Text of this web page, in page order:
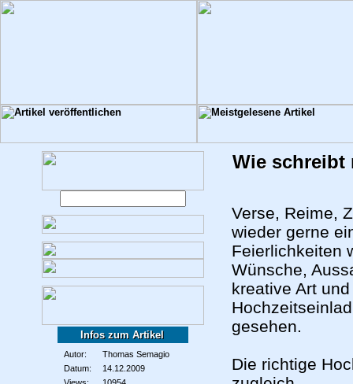
Infos zum Artikel
Autor:
Thomas Semagio
Datum:
14.12.2009
Wie schreibt
Verse, Reime,
wieder gerne
Feierlichkeiten
Wünsche,
kreative Art
gesehen.
Die richtige